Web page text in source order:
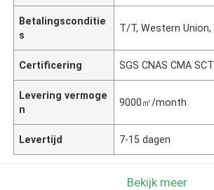
Betalingsconditie
s
T/T, Western Union,
Certificering SGS CNAS CMA SCT
Levering vermoge
n
9000㎡/month
Levertijd 7-15 dagen
Bekijk meer